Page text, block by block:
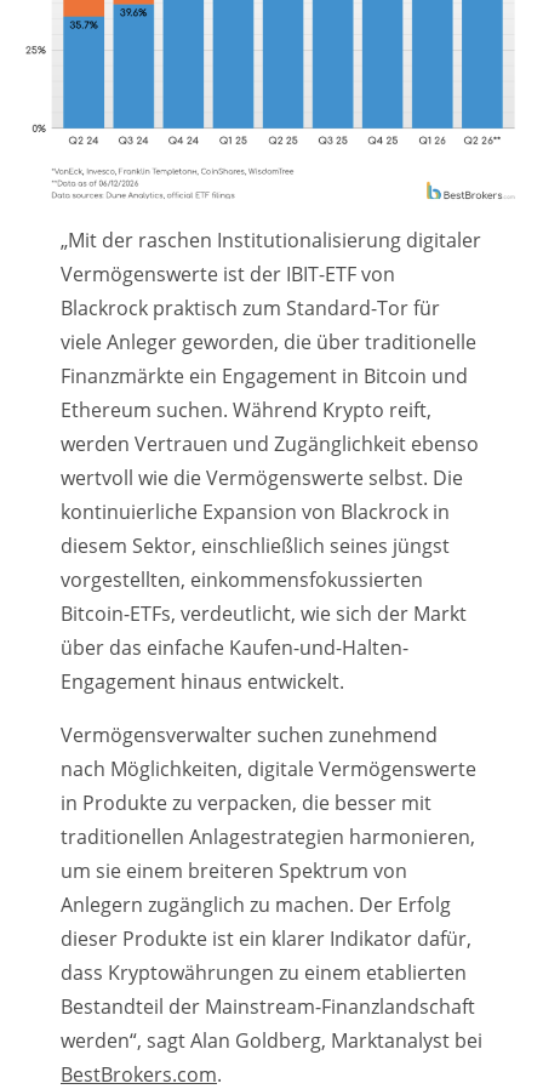
„Mit der raschen Institutionalisierung digitaler
Vermögenswerte ist der IBIT-ETF von
Blackrock praktisch zum Standard-Tor für
viele Anleger geworden, die über traditionelle
Finanzmärkte ein Engagement in Bitcoin und
Ethereum suchen. Während Krypto reift,
werden Vertrauen und Zugänglichkeit ebenso
wertvoll wie die Vermögenswerte selbst. Die
kontinuierliche Expansion von Blackrock in
diesem Sektor, einschließlich seines jüngst
vorgestellten, einkommensfokussierten
Bitcoin-ETFs, verdeutlicht, wie sich der Markt
über das einfache Kaufen-und-Halten-
Engagement hinaus entwickelt.
Vermögensverwalter suchen zunehmend
nach Möglichkeiten, digitale Vermögenswerte
in Produkte zu verpacken, die besser mit
traditionellen Anlagestrategien harmonieren,
um sie einem breiteren Spektrum von
Anlegern zugänglich zu machen. Der Erfolg
dieser Produkte ist ein klarer Indikator dafür,
dass Kryptowährungen zu einem etablierten
Bestandteil der Mainstream-Finanzlandschaft
werden“, sagt Alan Goldberg, Marktanalyst bei
BestBrokers.com.